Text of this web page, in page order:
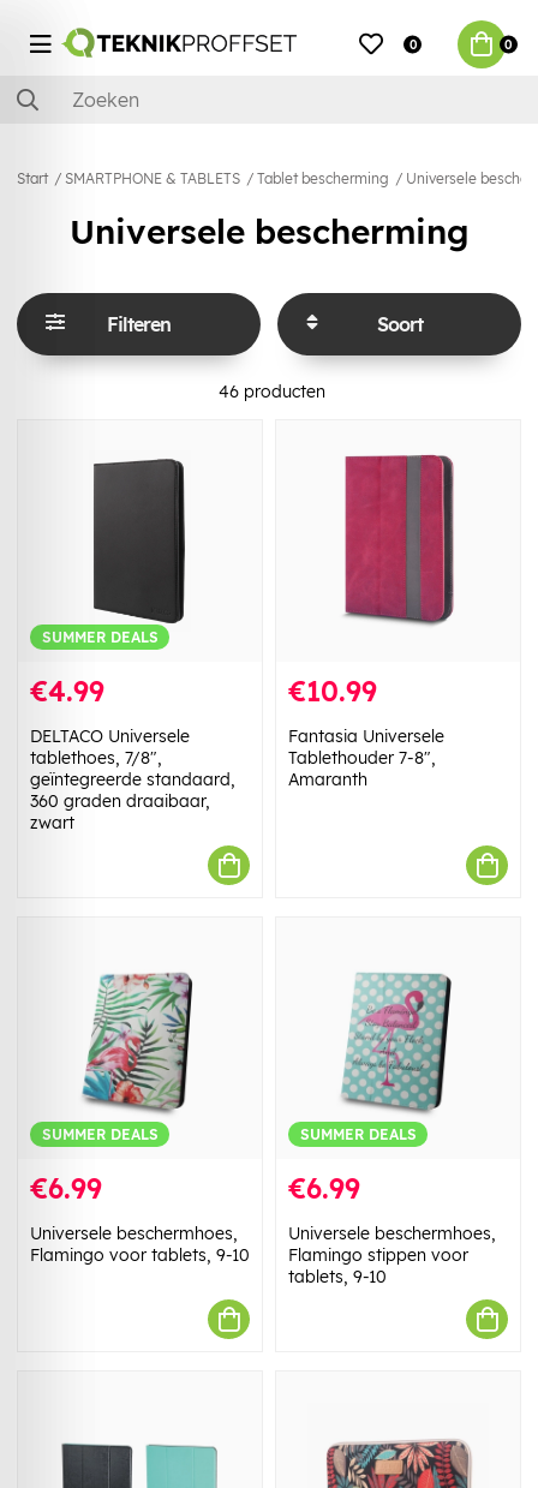
0 0
Start SMARTPHONE & TABLETS Tablet bescherming Universele
Universele bescherming
Filteren Soort
46producten
SUMMER DEALS
€4.99
DELTACO Universele
tablethoes, 7/8",
geïntegreerde standaard,
360 graden draaibaar,
zwart
€10.99
Fantasia Universele
Tablethouder 7-8",
Amaranth
SUMMER DEALS
€6.99
Universele beschermhoes,
Flamingo voor tablets, 9-10
SUMMER DEALS
€6.99
Universele beschermhoes,
Flamingo stippen voor
tablets, 9-10